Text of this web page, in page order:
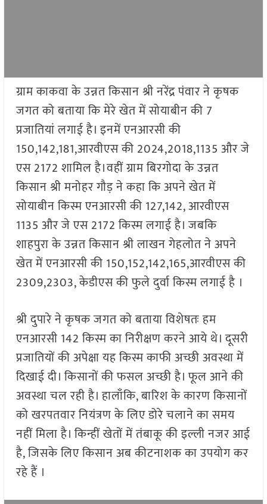
ग्राम काकवा के उन्नत किसान श्री नरेंद्र पंवार ने कृषक
जगत को बताया कि मेरे खेत में सोयाबीन की 7
प्रजातियां लगाई है। इनमें एनआरसी की
150,142,181,आरवीएस की 2024,2018,1135 और जे
एस 2172 शामिल है।वहीं ग्राम बिरगोदा के उन्नत
किसान श्री मनोहर गौड़ ने कहा कि अपने खेत में
सोयाबीन किस्म एनआरसी की 127,142, आरवीएस
1135 और जे एस 2172 किस्म लगाई है। जबकि
शाहपुरा के उन्नत किसान श्री लाखन गेहलोत ने अपने
खेत में एनआरसी की 150,152,142,165,आरवीएस की
2309,2303, केडीएस की फुले दुर्वा किस्म लगाई है ।
श्री दुपारे ने कृषक जगत को बताया विशेषतः हम
एनआरसी 142 किस्म का निरीक्षण करने आये थे। दूसरी
प्रजातियों की अपेक्षा यह किस्म काफी अच्छी अवस्था में
दिखाई दी। किसानों की फसल अच्छी है। फूल आने की
अवस्था चल रही है। हालाँकि, बारिश के कारण किसानों
को खरपतवार नियंत्रण के लिए डोरे चलाने का समय
नहीं मिला है। किन्हीं खेतों में तंबाकू की इल्ली नजर आई
है, जिसके लिए किसान अब कीटनाशक का उपयोग कर
रहे हैं ।